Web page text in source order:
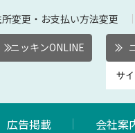
変更・お支払い方法変更
ニッキンONLINE
広告掲載 会社案